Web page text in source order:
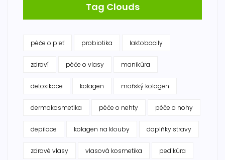
Tag Clouds
péče o pleť probiotika laktobacily
zdraví péče o vlasy manikúra
detoxikace kolagen mořský kolagen
dermokosmetika péče o nehty péče o nohy
depilace kolagen na klouby doplňky stravy
zdravé vlasy vlasová kosmetika pedikúra